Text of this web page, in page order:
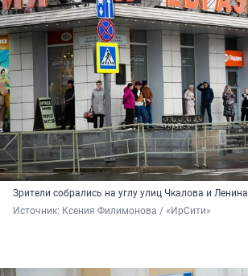
Зрители собрались на углу улиц Чкалова и Ленина
Источник: Ксения Филимонова / «ИрСити»